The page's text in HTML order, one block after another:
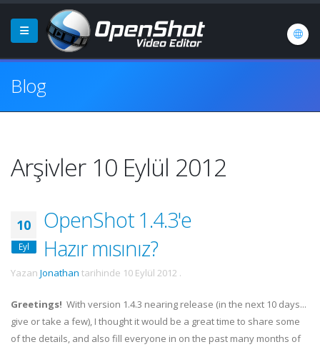
Blog
Arşivler 10 Eylül 2012
10
Eyl
OpenShot 1.4.3'e
Hazır mısınız?
Yazan Jonathan tarihinde 10 Eylül 2012 .
Greetings! With version 1.4.3 nearing release (in the next 10 days...
give or take a few), I thought it would be a great time to share some
of the details, and also fill everyone in on the past many months of